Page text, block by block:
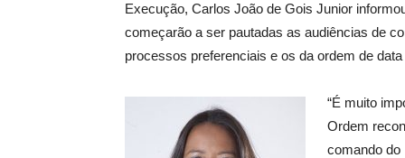
Execução, Carlos João de Gois Junior
começarão a ser pautadas as audiências de
processos preferenciais e os da ordem de
“É muito
Ordem
comando do